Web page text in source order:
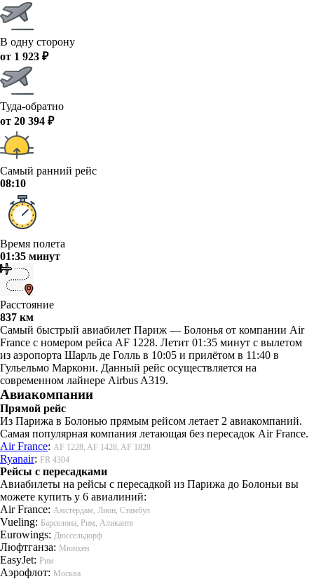
В одну сторону
от 1 923 ₽
Туда-обратно
от 20 394 ₽
Самый ранний рейс
08:10
Время полета
01:35 минут
Расстояние
837 км
Самый быстрый авиабилет Париж — Болонья от компании Air
France с номером рейса AF 1228. Летит 01:35 минут с вылетом
из аэропорта Шарль де Голль в 10:05 и прилётом в 11:40 в
Гульельмо Маркони. Данный рейс осуществляется на
современном лайнере Airbus A319.
Авиакомпании
Прямой рейс
Из Парижа в Болонью прямым рейсом летает 2 авиакомпаний.
Самая популярная компания летающая без пересадок Air France.
Air France: AF 1228, AF 1428, AF 1828
Ryanair: FR 4304
Рейсы с пересадками
Авиабилеты на рейсы с пересадкой из Парижа до Болоньи вы
можете купить у 6 авиалиний:
Air France: Амстердам, Лион, Стамбул
Vueling: Барселона, Рим, Аликанте
Eurowings: Дюссельдорф
Люфтганза: Мюнхен
EasyJet: Рим
Аэрофлот: Москва